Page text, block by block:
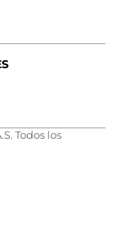
Todos los